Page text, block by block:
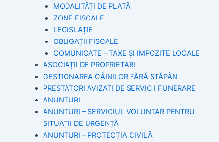
MODALITĂȚI DE PLATĂ
ZONE FISCALE
LEGISLAȚIE
OBLIGAȚII FISCALE
COMUNICATE – TAXE ȘI IMPOZITE LOCALE
ASOCIAȚII DE PROPRIETARI
GESTIONAREA CÂINILOR FĂRĂ STĂPÂN
PRESTATORI AVIZAȚI DE SERVICII FUNERARE
ANUNȚURI
ANUNȚURI – SERVICIUL VOLUNTAR PENTRU
SITUAȚII DE URGENȚĂ
ANUNȚURI – PROTECȚIA CIVILĂ